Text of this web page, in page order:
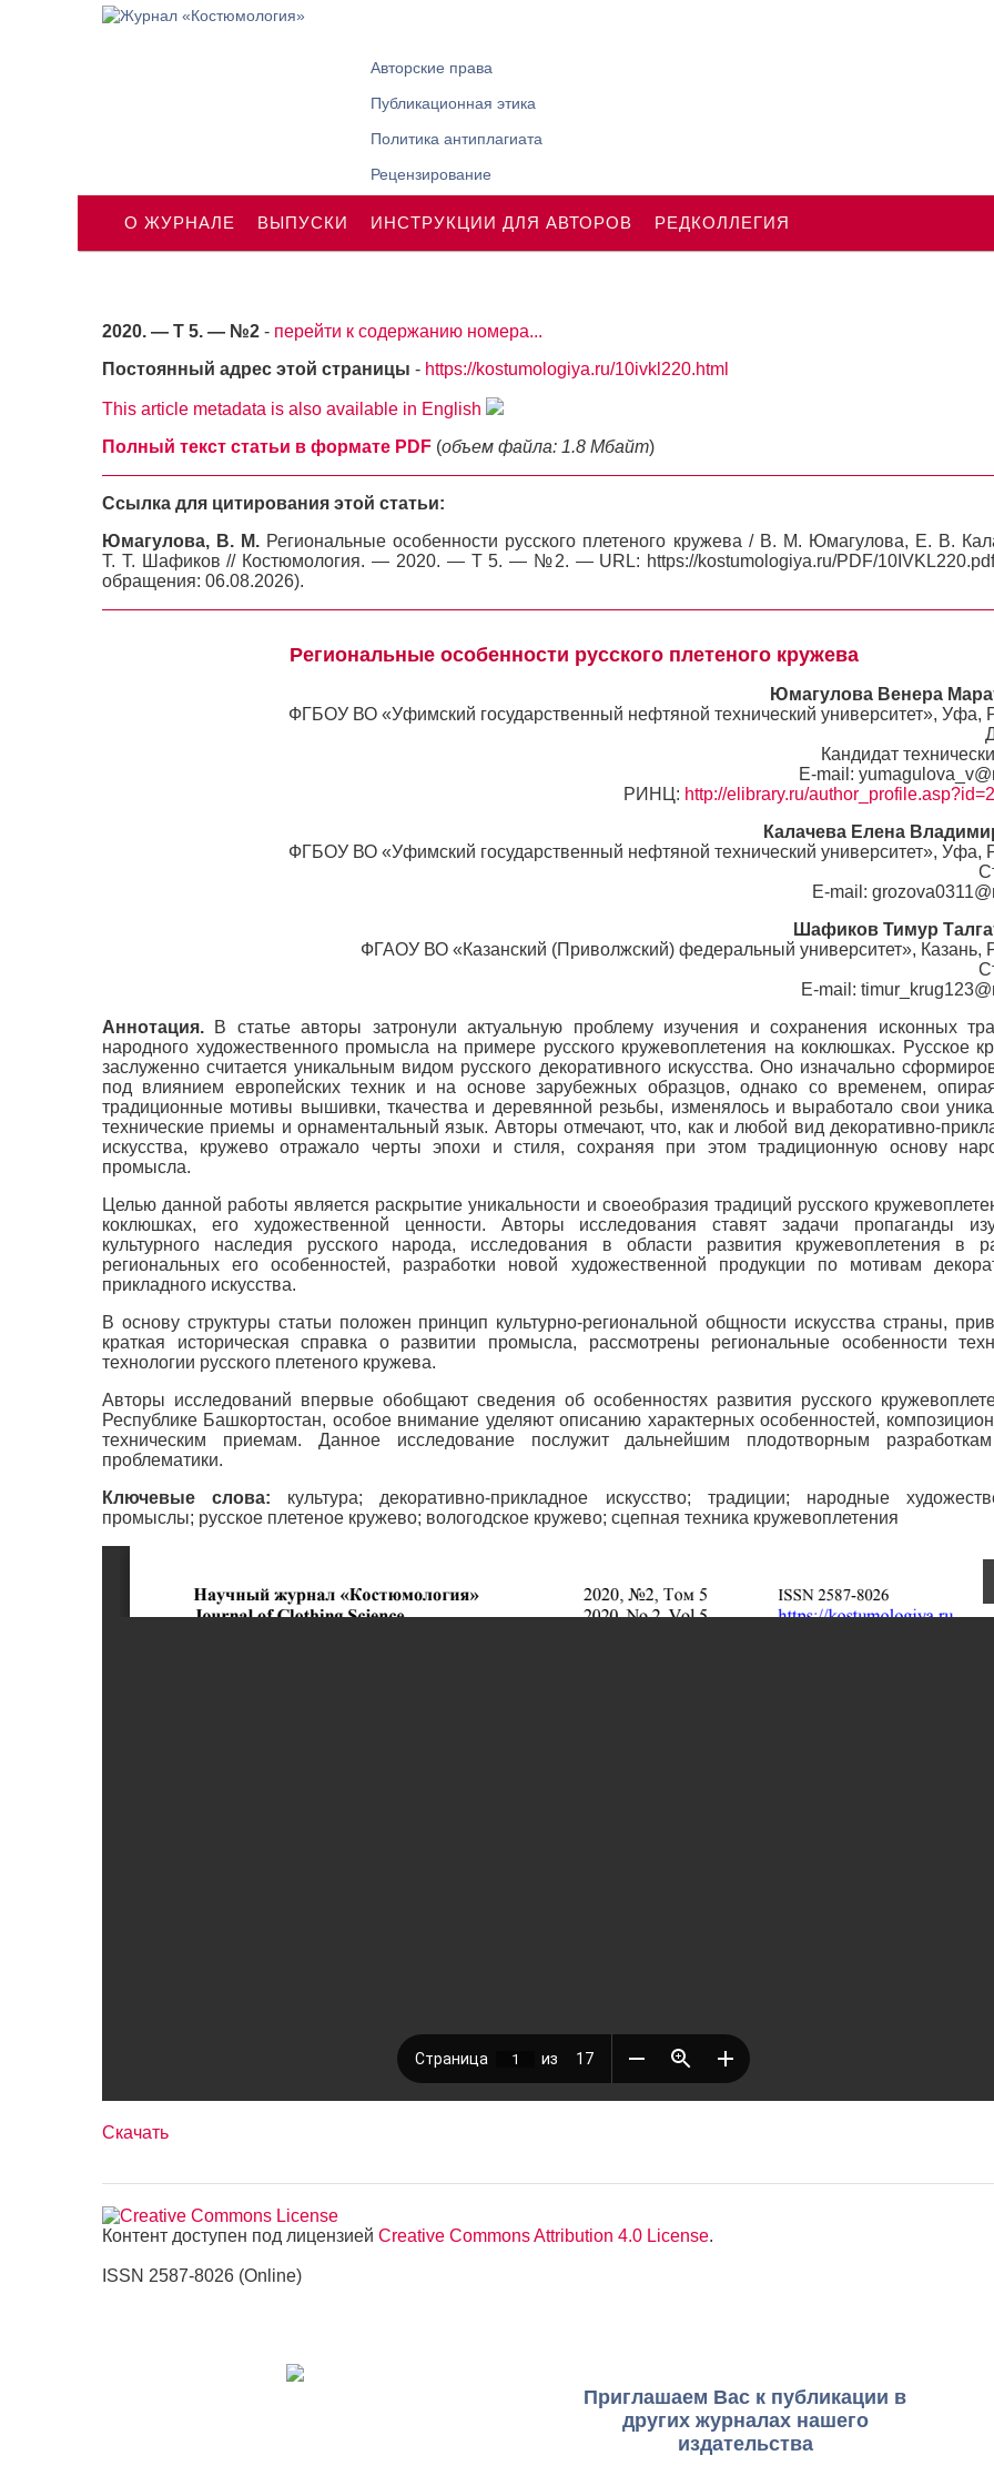
Авторские права
Публикационная этика
Политика антиплагиата
Рецензирование
О ЖУРНАЛЕ ВЫПУСКИ ИНСТРУКЦИИ ДЛЯ АВТОРОВ РЕДКОЛЛЕГИЯ
2020. — Т 5. — №2 - перейти к содержанию номера...
Постоянный адрес этой страницы - https://kostumologiya.ru/10ivkl220.html
This article metadata is also available in English
Полный текст статьи в формате PDF (объем файла: 1.8 Мбайт)
Ссылка для цитирования этой статьи:
Юмагулова, В. М. Региональные особенности русского плетеного кружева / В. М. Юмагулова, Е. В.
Т. Т. Шафиков // Костюмология. — 2020. — Т 5. — №2. — URL: https://kostumologiya.ru/PDF/10IVKL220.pdf
обращения: 06.08.2026).
Региональные особенности русского плетеного кружева
Юмагулова Венера
ФГБОУ ВО «Уфимский государственный нефтяной технический университет», Уфа,
Кандидат
E-mail:
РИНЦ: http://elibrary.ru/
Калачева Елена
ФГБОУ ВО «Уфимский государственный нефтяной технический университет», Уфа,
E-mail:
Шафиков Тимур
ФГАОУ ВО «Казанский (Приволжский) федеральный университет», Казань,
E-mail:
Аннотация. В статье авторы затронули актуальную проблему изучения и сохранения исконных
народного художественного промысла на примере русского кружевоплетения на коклюшках. Русское
заслуженно считается уникальным видом русского декоративного искусства. Оно изначально
под влиянием европейских техник и на основе зарубежных образцов, однако со временем,
традиционные мотивы вышивки, ткачества и деревянной резьбы, изменялось и выработало свои
технические приемы и орнаментальный язык. Авторы отмечают, что, как и любой вид декоративно-
искусства, кружево отражало черты эпохи и стиля, сохраняя при этом традиционную основу
промысла.
Целью данной работы является раскрытие уникальности и своеобразия традиций русского
коклюшках, его художественной ценности. Авторы исследования ставят задачи пропаганды
культурного наследия русского народа, исследования в области развития кружевоплетения в
региональных его особенностей, разработки новой художественной продукции по мотивам
прикладного искусства.
В основу структуры статьи положен принцип культурно-региональной общности искусства страны,
краткая историческая справка о развитии промысла, рассмотрены региональные особенности
технологии русского плетеного кружева.
Авторы исследований впервые обобщают сведения об особенностях развития русского
Республике Башкортостан, особое внимание уделяют описанию характерных особенностей,
техническим приемам. Данное исследование послужит дальнейшим плодотворным
проблематики.
Ключевые слова: культура; декоративно-прикладное искусство; традиции; народные
промыслы; русское плетеное кружево; вологодское кружево; сцепная техника кружевоплетения
Скачать
Контент доступен под лицензией Creative Commons Attribution 4.0 License.
ISSN 2587-8026 (Online)
Приглашаем Вас к публикации в
других журналах нашего
издательства